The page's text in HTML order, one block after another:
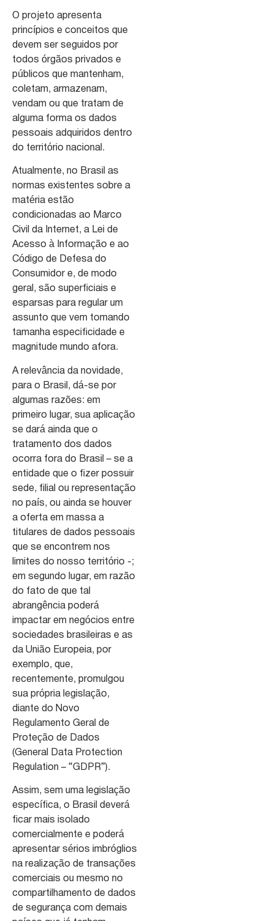
O projeto apresenta
princípios e conceitos que
devem ser seguidos por
todos órgãos privados e
públicos que mantenham,
coletam, armazenam,
vendam ou que tratam de
alguma forma os dados
pessoais adquiridos dentro
do território nacional.
Atualmente, no Brasil as
normas existentes sobre a
matéria estão
condicionadas ao Marco
Civil da Internet, a Lei de
Acesso à Informação e ao
Código de Defesa do
Consumidor e, de modo
geral, são superficiais e
esparsas para regular um
assunto que vem tomando
tamanha especificidade e
magnitude mundo afora.
A relevância da novidade,
para o Brasil, dá-se por
algumas razões: em
primeiro lugar, sua aplicação
se dará ainda que o
tratamento dos dados
ocorra fora do Brasil – se a
entidade que o fizer possuir
sede, filial ou representação
no país, ou ainda se houver
a oferta em massa a
titulares de dados pessoais
que se encontrem nos
limites do nosso território -;
em segundo lugar, em razão
do fato de que tal
abrangência poderá
impactar em negócios entre
sociedades brasileiras e as
da União Europeia, por
exemplo, que,
recentemente, promulgou
sua própria legislação,
diante do Novo
Regulamento Geral de
Proteção de Dados
(General Data Protection
Regulation – “GDPR”).
Assim, sem uma legislação
específica, o Brasil deverá
ficar mais isolado
comercialmente e poderá
apresentar sérios imbróglios
na realização de transações
comerciais ou mesmo no
compartilhamento de dados
de segurança com demais